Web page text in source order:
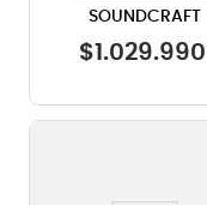
SOUNDCRAFT
$1 .029.990